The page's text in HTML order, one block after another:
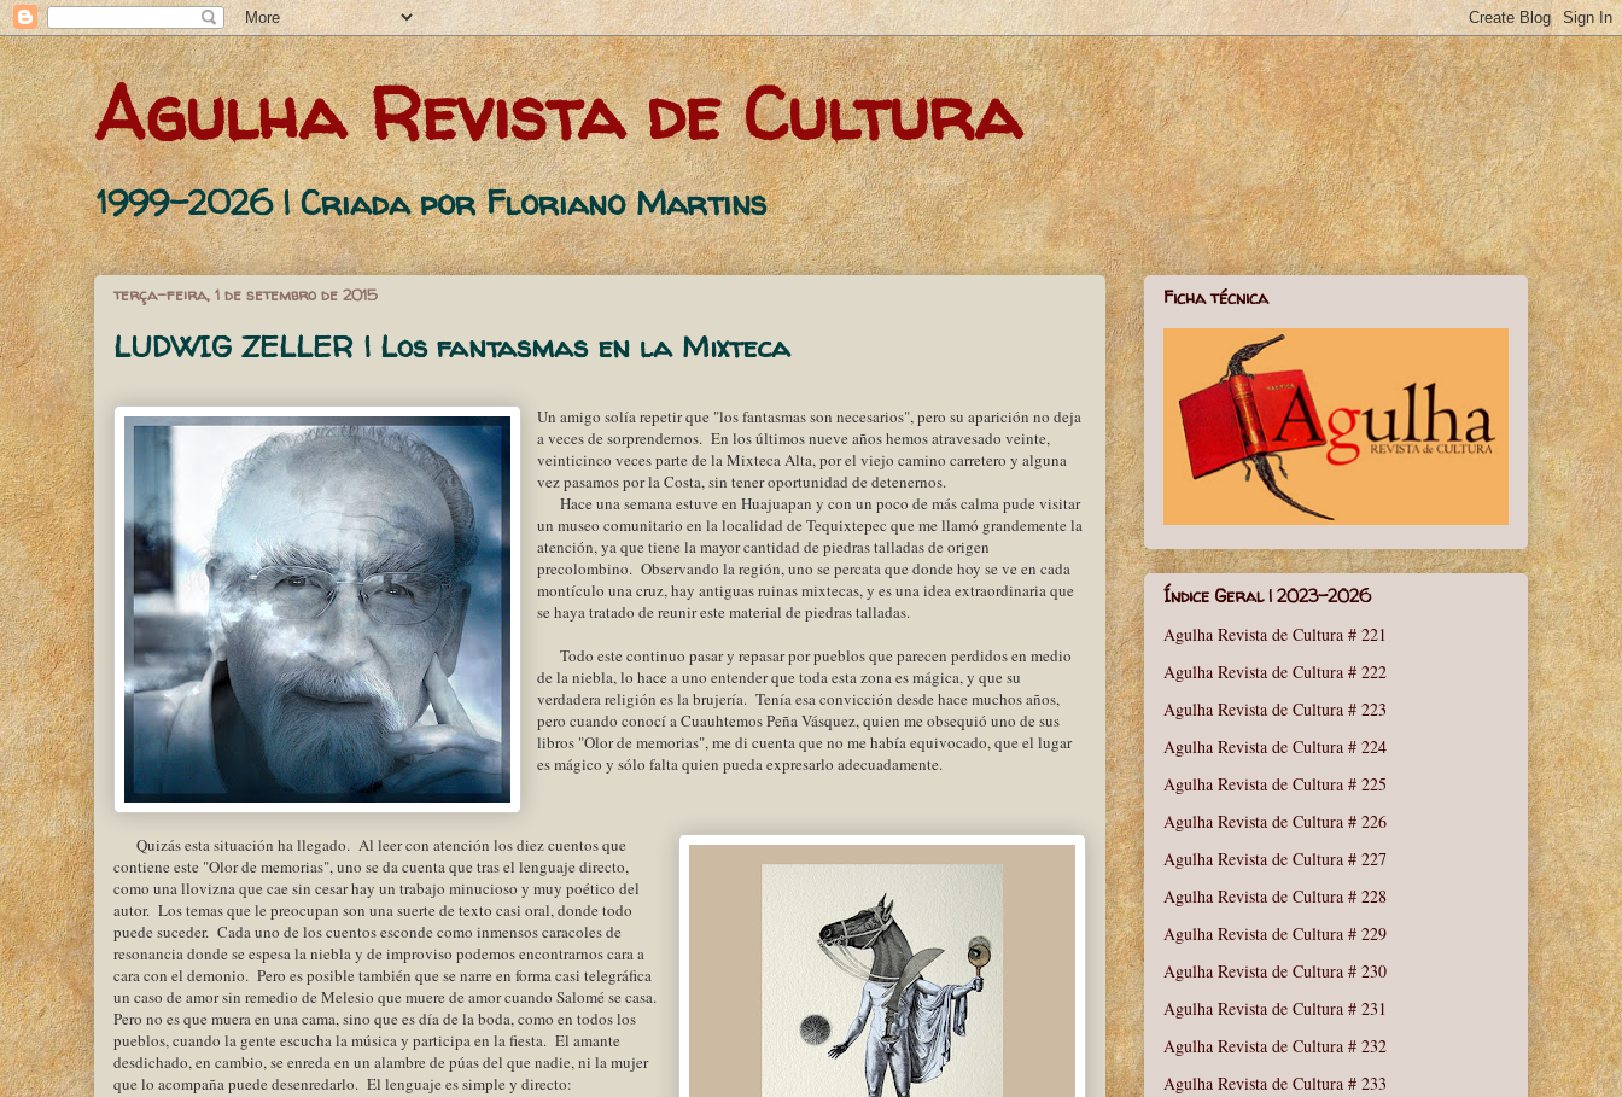
Agulha Revista de Cultura
1999-2026 | Criada por Floriano Martins
terça-feira, 1 de setembro de 2015
LUDWIG ZELLER | Los fantasmas en la Mixteca
Un amigo solía repetir que "los fantasmas son necesarios", pero su aparición no deja
a veces de sorprendernos. En los últimos nueve años hemos atravesado veinte,
veinticinco veces parte de la Mixteca Alta, por el viejo camino carretero y alguna
vez pasamos por la Costa, sin tener oportunidad de detenernos.
Hace una semana estuve en Huajuapan y con un poco de más calma pude visitar
un museo comunitario en la localidad de Tequixtepec que me llamó grandemente la
atención, ya que tiene la mayor cantidad de piedras talladas de origen
precolombino. Observando la región, uno se percata que donde hoy se ve en cada
montículo una cruz, hay antiguas ruinas mixtecas, y es una idea extraordinaria que
se haya tratado de reunir este material de piedras talladas.
Todo este continuo pasar y repasar por pueblos que parecen perdidos en medio
de la niebla, lo hace a uno entender que toda esta zona es mágica, y que su
verdadera religión es la brujería. Tenía esa convicción desde hace muchos años,
pero cuando conocí a Cuauhtemos Peña Vásquez, quien me obsequió uno de sus
libros "Olor de memorias", me di cuenta que no me había equivocado, que el lugar
es mágico y sólo falta quien pueda expresarlo adecuadamente.
Quizás esta situación ha llegado. Al leer con atención los diez cuentos que
contiene este "Olor de memorias", uno se da cuenta que tras el lenguaje directo,
como una llovizna que cae sin cesar hay un trabajo minucioso y muy poético del
autor. Los temas que le preocupan son una suerte de texto casi oral, donde todo
puede suceder. Cada uno de los cuentos esconde como inmensos caracoles de
resonancia donde se espesa la niebla y de improviso podemos encontrarnos cara a
cara con el demonio. Pero es posible también que se narre en forma casi telegráfica
un caso de amor sin remedio de Melesio que muere de amor cuando Salomé se casa.
Pero no es que muera en una cama, sino que es día de la boda, como en todos los
pueblos, cuando la gente escucha la música y participa en la fiesta. El amante
desdichado, en cambio, se enreda en un alambre de púas del que nadie, ni la mujer
que lo acompaña puede desenredarlo. El lenguaje es simple y directo:
Ficha técnica
Índice Geral | 2023-2026
Agulha Revista de Cultura # 221
Agulha Revista de Cultura # 222
Agulha Revista de Cultura # 223
Agulha Revista de Cultura # 224
Agulha Revista de Cultura # 225
Agulha Revista de Cultura # 226
Agulha Revista de Cultura # 227
Agulha Revista de Cultura # 228
Agulha Revista de Cultura # 229
Agulha Revista de Cultura # 230
Agulha Revista de Cultura # 231
Agulha Revista de Cultura # 232
Agulha Revista de Cultura # 233